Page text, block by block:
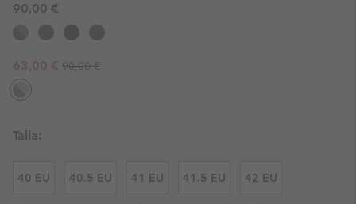
90,00 €
Sale price:
63,00 € Regular price:
90,00 €
Talla:
40 EU 40.5 EU 41 EU 41.5 EU 42 EU